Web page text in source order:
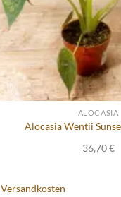
ALOCASIA
Alocasia Wentii
36,70€
Versandkosten